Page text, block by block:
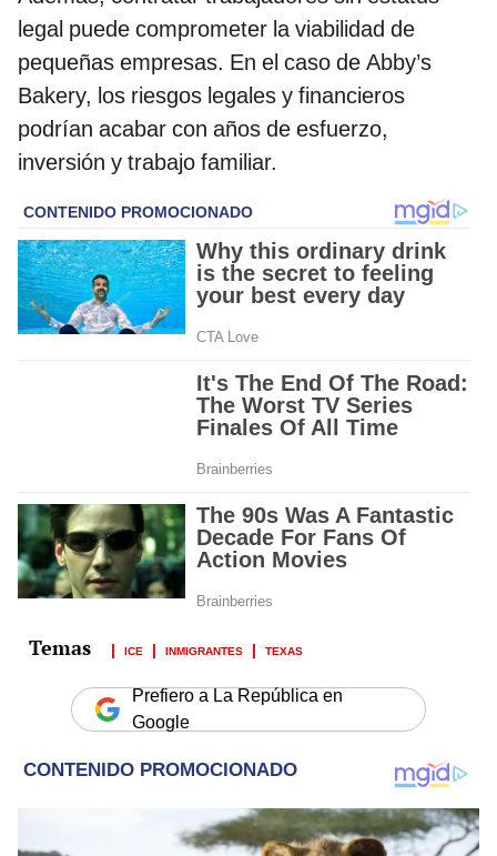
legal puede comprometer la viabilidad de
pequeñas empresas. En el caso de Abby’s
Bakery, los riesgos legales y financieros
podrían acabar con años de esfuerzo,
inversión y trabajo familiar.
ICE INMIGRANTES TEXAS
Prefiero a La República en
Google